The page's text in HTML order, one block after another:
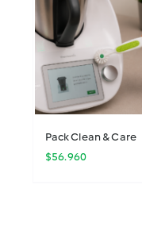
Pack Clean & Care
$56.960